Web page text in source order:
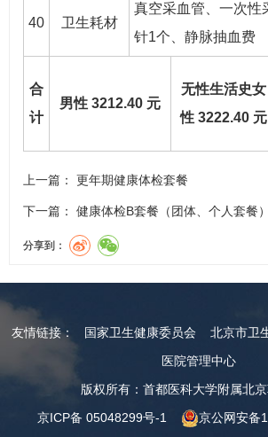
40 卫生耗材
真空采血管、一次性
针1个、静脉抽血费
合
计
男性 3212.40 元
无性生活史女
性 3222.40 元
上一篇： 更年期健康体检套餐
下一篇： 健康体检B套餐（团体、个人套餐）
分享到：
友情链接： 国家卫生健康委员会 北京市卫
医院管理中心
版权所有：首都医科大学附属北
京ICP备 05048299号-1
京公网安备